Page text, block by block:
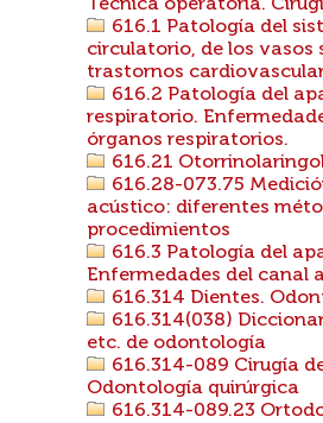
Técnica operatoria.
616.1 Patología del
circulatorio, de los vasos
trastornos
616.2 Patología del
respiratorio.
órganos respiratorios.
616.21
616.28-073.75
acústico: diferentes
procedimientos
616.3 Patología del
Enfermedades del canal
616.314 Dientes.
616.314(038)
etc. de odontología
616.314-089 Cirugía
Odontología quirúrgica
616.314-089.23